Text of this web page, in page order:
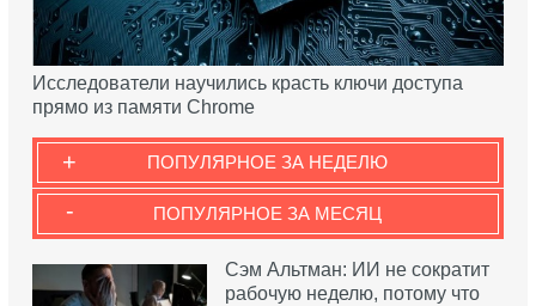
Исследователи научились красть ключи доступа
прямо из памяти Chrome
ПОПУЛЯРНОЕ ЗА НЕДЕЛЮ
+
ПОПУЛЯРНОЕ ЗА МЕСЯЦ
-
Сэм Альтман: ИИ не сократит
рабочую неделю, потому что